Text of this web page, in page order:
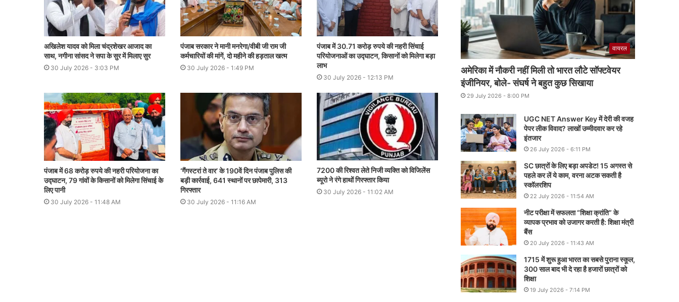
अखिलेश यादव को मिला चंद्रशेखर आजाद का
साथ, नगीना सांसद ने सपा के सुर में मिलाए सुर
30 July 2026 - 3:03 PM
पंजाब सरकार ने मानी मनरेगा/वीबी जी राम जी
कर्मचारियों की मांगें, दो महीने की हड़ताल खत्म
30 July 2026 - 1:49 PM
पंजाब में 30.71 करोड़ रुपये की नहरी सिंचाई
परियोजनाओं का उद्घाटन, किसानों को मिलेगा बड़ा
लाभ
30 July 2026 - 12:13 PM
पंजाब में 68 करोड़ रुपये की नहरी परियोजना का
उद्घाटन, 79 गांवों के किसानों को मिलेगा सिंचाई के
लिए पानी
30 July 2026 - 11:48 AM
‘गैंगस्टरां ते वार’ के 190वें दिन पंजाब पुलिस की
बड़ी कार्रवाई, 641 स्थानों पर छापेमारी, 313
गिरफ्तार
30 July 2026 - 11:16 AM
7200 की रिश्वत लेते निजी व्यक्ति को विजिलेंस
ब्यूरो ने रंगे हाथों गिरफ्तार किया
30 July 2026 - 11:02 AM
वायरल
अमेरिका में नौकरी नहीं मिली तो भारत लौटे सॉफ्टवेयर
इंजीनियर, बोले- संघर्ष ने बहुत कुछ सिखाया
29 July 2026 - 8:00 PM
UGC NET Answer Key में देरी की वजह
पेपर लीक विवाद? लाखों उम्मीदवार कर रहे
इंतजार
26 July 2026 - 6:11 PM
SC छात्रों के लिए बड़ा अपडेट! 15 अगस्त से
पहले कर लें ये काम, वरना अटक सकती है
स्कॉलरशिप
22 July 2026 - 11:54 AM
नीट परीक्षा में सफलता “शिक्षा क्रांति” के
व्यापक प्रभाव को उजागर करती है: शिक्षा मंत्री
बैंस
20 July 2026 - 11:43 AM
1715 में शुरू हुआ भारत का सबसे पुराना स्कूल,
300 साल बाद भी दे रहा है हजारों छात्रों को
शिक्षा
19 July 2026 - 7:14 PM